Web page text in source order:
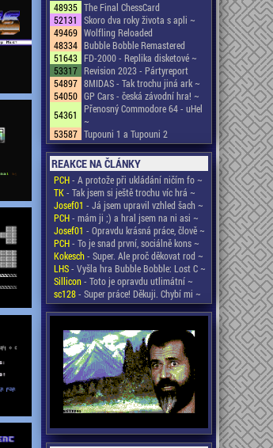
48935 The Final ChessCard
52131
Skoro dva roky života s apli ~
49469 Wolfling Reloaded
48334 Bubble Bobble Remastered
51643 FD-2000 - Replika disketové ~
53317 Revision 2023 - Pártyreport
54897 8MIDAS - Tak trochu jiná ark ~
54050 GP Cars - česká závodní hra! ~
54361
Přenosný Commodore 64 - uHel
~
53587 Tupouni 1 a Tupouni 2
REAKCE NA ČLÁNKY
PCH- A protože při ukládání ničím fo ~
TK- Tak jsem si ještě trochu víc hrá ~
Josef01 - Já jsem upravil vzhled šach ~
PCH- mám ji ;) a hral jsem na ni asi ~
Josef01 - Opravdu krásná práce, člově ~
PCH- To je snad první, sociálně kons ~
Kokesch- Super. Ale proč děkovat rod ~
LHS- Vyšla hra Bubble Bobble: Lost C ~
Sillicon- Toto je opravdu utlimátní ~
sc128- Super práce! Děkuji. Chybí mi ~